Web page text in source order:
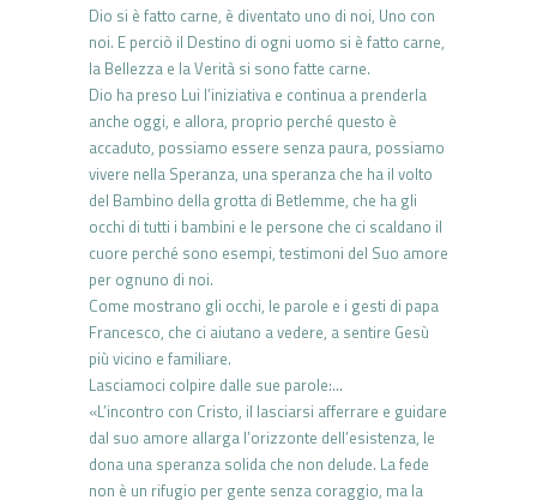
Dio si è fatto carne, è diventato uno di noi, Uno con
noi. E perciò il Destino di ogni uomo si è fatto carne,
la Bellezza e la Verità si sono fatte carne.
Dio ha preso Lui l’iniziativa e continua a prenderla
anche oggi, e allora, proprio perché questo è
accaduto, possiamo essere senza paura, possiamo
vivere nella Speranza, una speranza che ha il volto
del Bambino della grotta di Betlemme, che ha gli
occhi di tutti i bambini e le persone che ci scaldano il
cuore perché sono esempi, testimoni del Suo amore
per ognuno di noi.
Come mostrano gli occhi, le parole e i gesti di papa
Francesco, che ci aiutano a vedere, a sentire Gesù
più vicino e familiare.
Lasciamoci colpire dalle sue parole:…
«L’incontro con Cristo, il lasciarsi afferrare e guidare
dal suo amore allarga l’orizzonte dell’esistenza, le
dona una speranza solida che non delude. La fede
non è un rifugio per gente senza coraggio, ma la